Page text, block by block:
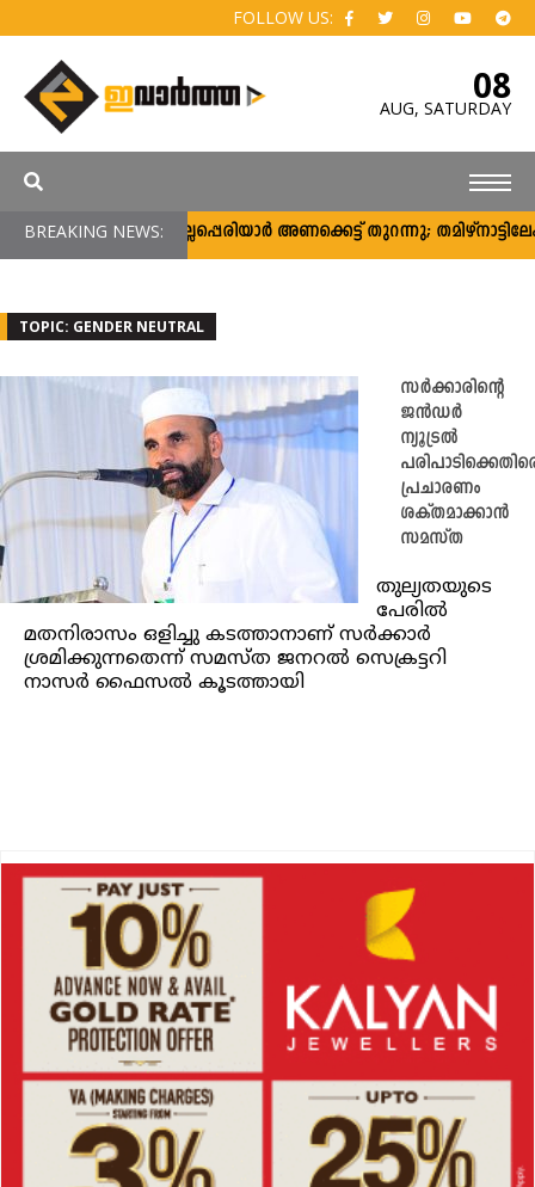
FOLLOW US:
08
AUG, SATURDAY
BREAKING NEWS:മുല്ലപ്പെരിയാര്‍ അണക്കെട്ട് തുറന്നു;
TOPIC: GENDER NEUTRAL
സർക്കാരിന്റെ
ജൻഡർ
ന്യൂട്രൽ
പ്രചാരണം
ശക്തമാക്കാൻ
സമസ്ത
തുല്യതയുടെ
പേരിൽ
മതനിരാസം ഒളിച്ചു കടത്താനാണ് സർക്കാർ
ശ്രമിക്കുന്നതെന്ന് സമസ്ത ജനറൽ സെക്രട്ടറി
നാസർ ഫൈസൽ കൂടത്തായി